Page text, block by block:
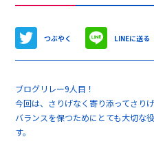
つぶやく LINEに送る
ブログリレー9人目！
今回は、さりげなく寄り添ってさり
バランスを保つためにとても大切な
す。